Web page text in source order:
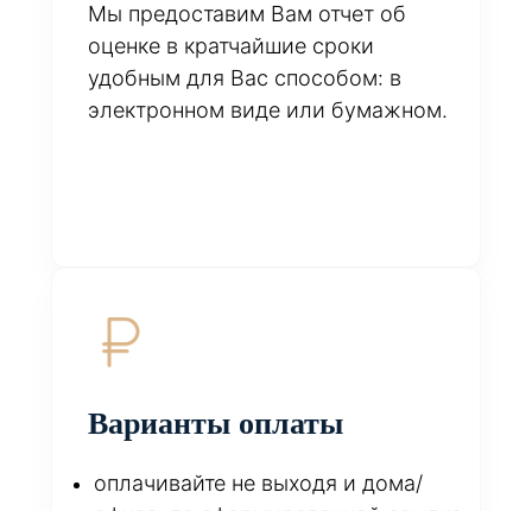
Мы предоставим Вам отчет об
оценке в кратчайшие сроки
удобным для Вас способом: в
электронном виде или бумажном.
Варианты оплаты
оплачивайте не выходя и дома/